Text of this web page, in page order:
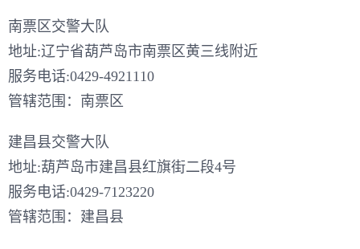
南票区交警大队
地址:辽宁省葫芦岛市南票区黄三线附近
服务电话:0429-4921110
管辖范围：南票区
建昌县交警大队
地址:葫芦岛市建昌县红旗街二段4号
服务电话:0429-7123220
管辖范围：建昌县